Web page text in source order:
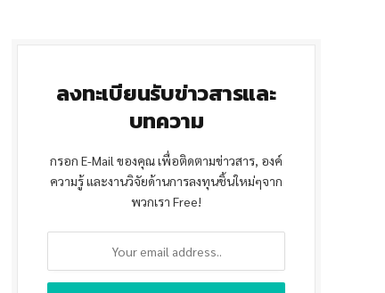
ลงทะเบียนรับข่าวสารและ
บทความ
กรอก E-Mail ของคุณ เพื่อติดตามข่าวสาร, องค์
ความรู้ และงานวิจัยด้านการลงทุนชิ้นใหม่ๆจาก
พวกเรา Free!